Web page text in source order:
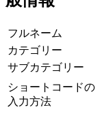
フルネーム
カテゴリー
サブカテゴリー
ショートコードの
入力方法